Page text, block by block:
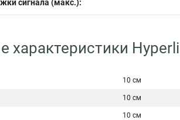
сигнала (макс.):
характеристики
10 см
10 см
10 см